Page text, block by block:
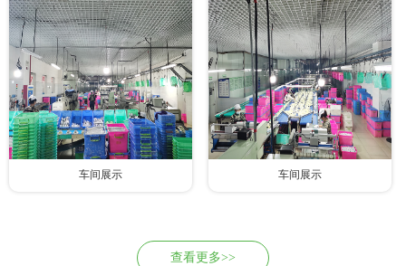
车间展示 车间展示
查看更多>>